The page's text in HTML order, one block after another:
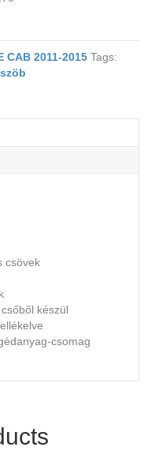
CAB 2011-2015 Tags:
csövek
készül
csomag